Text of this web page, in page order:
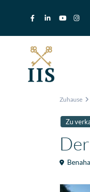
Zuhause
Zu